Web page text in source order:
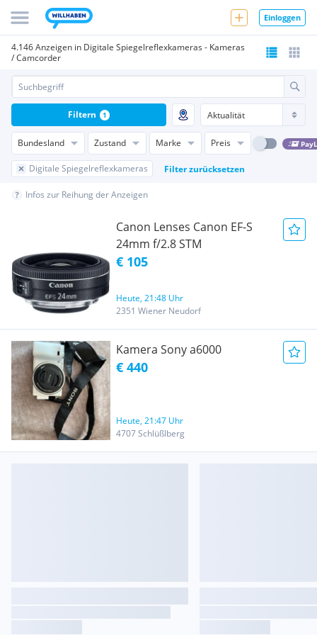
Einloggen
4.146 Anzeigen in Digitale Spiegelreflexkameras - Kameras
/ Camcorder
Bundesland Zustand Marke Preis
Digitale Spiegelreflexkameras Filter zurücksetzen
Filtern 1
Infos zur Reihung der Anzeigen
Canon Lenses Canon EF-S
24mm f/2.8 STM
€ 105
Heute, 21:48 Uhr
2351 Wiener Neudorf
Kamera Sony a6000
€ 440
Heute, 21:47 Uhr
4707 Schlüßlberg